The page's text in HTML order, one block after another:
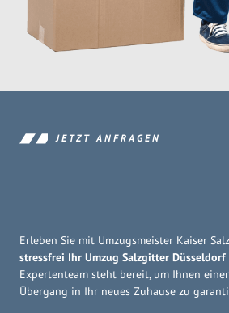
JETZT ANFRAGEN
Erleben Sie mit Umzugsmeister Kaiser
stressfrei Ihr Umzug Salzgitter Düsseldorf
Expertenteam steht bereit, um Ihnen
Übergang in Ihr neues Zuhause zu